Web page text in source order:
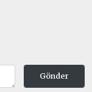
Gönder